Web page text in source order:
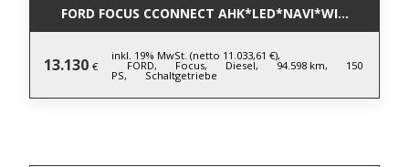
FORD FOCUS CCONNECT
13.130 €
inkl. 19% MwSt. (netto 11.033,61 €),
FORD, Focus, Diesel, 94.598 km, 150
PS, Schaltgetriebe